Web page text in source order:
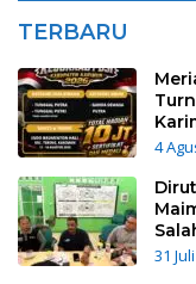
TERBARU
4
31